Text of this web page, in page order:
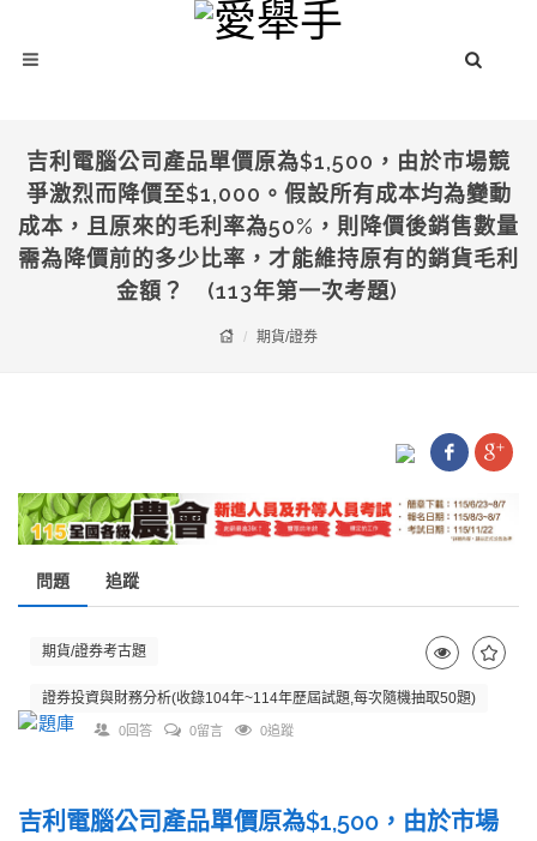
吉利電腦公司產品單價原為$1,500，由於市場競
爭激烈而降價至$1,000。假設所有成本均為變動
成本，且原來的毛利率為50%，則降價後銷售數量
需為降價前的多少比率，才能維持原有的銷貨毛利
金額？ (113年第一次考題)
期貨/證券
問題 追蹤
期貨/證券考古題
證券投資與財務分析(收錄104年~114年歷屆試題,每次隨機抽取50題)
0回答 0留言 0追蹤
吉利電腦公司產品單價原為$1,500，由於市場